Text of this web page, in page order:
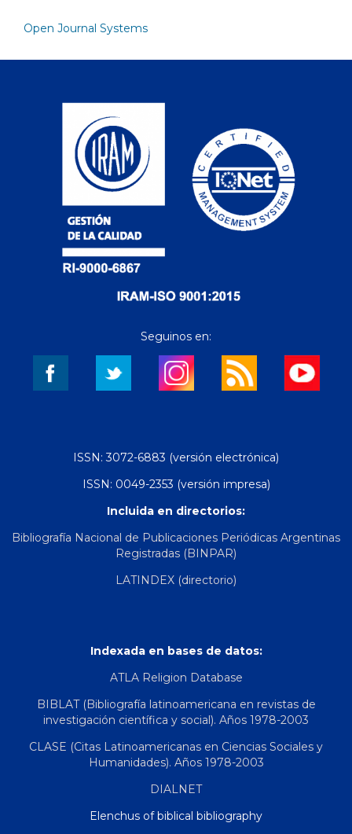
Open Journal Systems
Seguinos en:
ISSN: 3072-6883 (versión electrónica)
ISSN: 0049-2353 (versión impresa)
Incluida en directorios:
Bibliografía Nacional de Publicaciones Periódicas Argentinas
Registradas (BINPAR)
LATINDEX (directorio)
Indexada en bases de datos:
ATLA Religion Database
BIBLAT (Bibliografía latinoamericana en revistas de
investigación científica y social). Años 1978-2003
CLASE (Citas Latinoamericanas en Ciencias Sociales y
Humanidades). Años 1978-2003
DIALNET
Elenchus of biblical bibliography